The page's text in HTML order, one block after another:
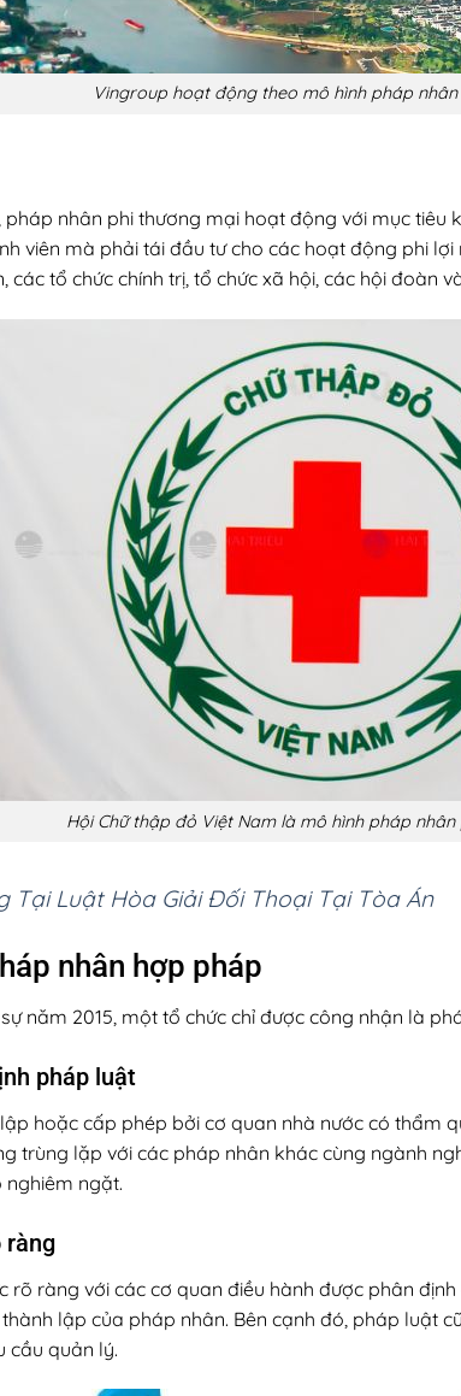
Vingroup hoạt động theo mô hình pháp
nhân phi thương mại hoạt động với mục
viên mà phải tái đầu tư cho các hoạt động phi
tổ chức chính trị, tổ chức xã hội, các hội đoàn
Hội Chữ thập đỏ Việt Nam là mô hình pháp
Tại Luật Hòa Giải Đối Thoại Tại Tòa Án
nhân hợp pháp
năm 2015, một tổ chức chỉ được công nhận là
pháp luật
hoặc cấp phép bởi cơ quan nhà nước có thẩm
trùng lặp với các pháp nhân khác cùng ngành
ngặt.
ràng
ràng với các cơ quan điều hành được phân
lập của pháp nhân. Bên cạnh đó, pháp luật
cầu quản lý.